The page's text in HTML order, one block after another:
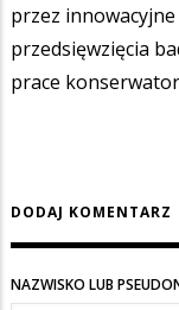
przez innowacyjne
przedsięwzięcia
prace
DODAJ KOMENTARZ
NAZWISKO LUB